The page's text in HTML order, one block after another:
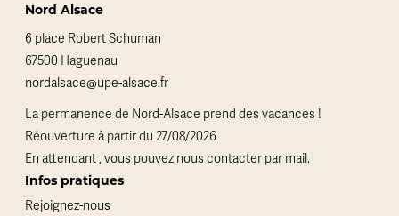
Nord Alsace
6 place Robert Schuman
67500 Haguenau
nordalsace@upe-alsace.fr
La permanence de Nord-Alsace prend des vacances !
Réouverture à partir du 27/08/2026
En attendant , vous pouvez nous contacter par mail.
Infos pratiques
Rejoignez-nous